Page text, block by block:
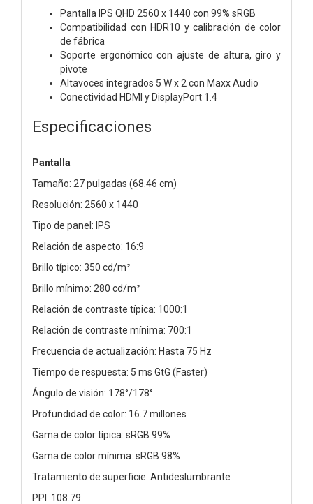
Pantalla IPS QHD 2560 x 1440 con 99% sRGB
Compatibilidad con HDR10 y calibración de color
de fábrica
Soporte ergonómico con ajuste de altura, giro y
pivote
Altavoces integrados 5 W x 2 con Maxx Audio
Conectividad HDMI y DisplayPort 1.4
Especificaciones
Pantalla
Tamaño: 27 pulgadas (68.46 cm)
Resolución: 2560 x 1440
Tipo de panel: IPS
Relación de aspecto: 16:9
Brillo típico: 350 cd/m²
Brillo mínimo: 280 cd/m²
Relación de contraste típica: 1000:1
Relación de contraste mínima: 700:1
Frecuencia de actualización: Hasta 75 Hz
Tiempo de respuesta: 5 ms GtG (Faster)
Ángulo de visión: 178°/178°
Profundidad de color: 16.7 millones
Gama de color típica: sRGB 99%
Gama de color mínima: sRGB 98%
Tratamiento de superficie: Antideslumbrante
PPI: 108.79